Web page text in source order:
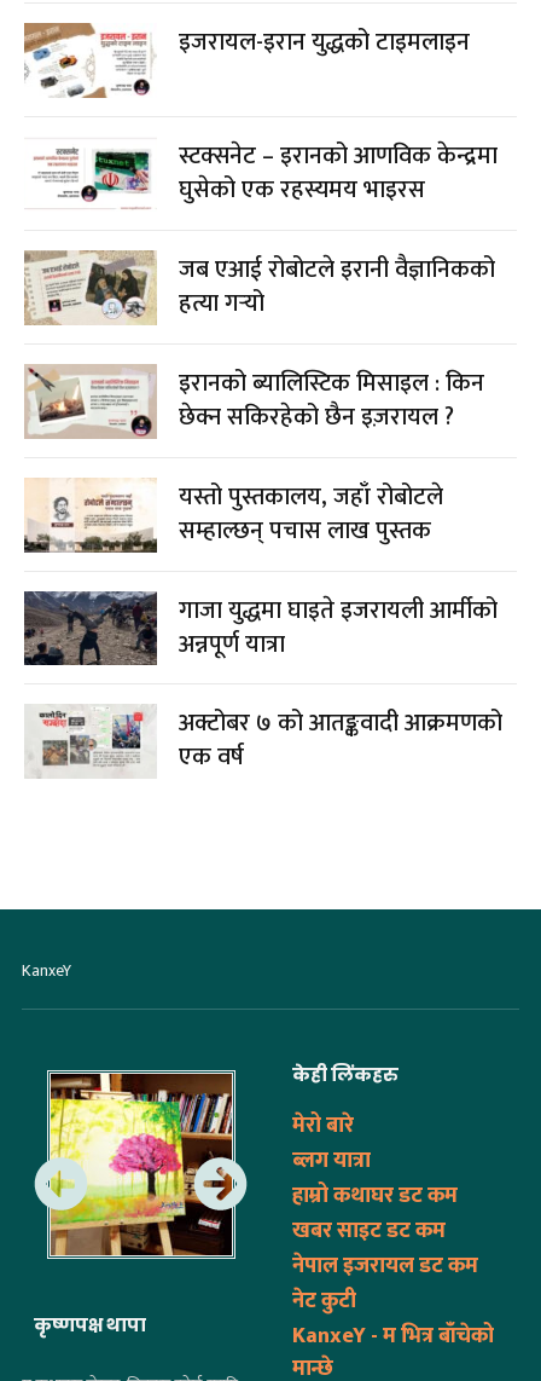
स्टक्सनेट – इरानको आणविक केन्द्रमा
जब एआई रोबोटले इरानी वैज्ञानिकको
हत्या गर्‍यो
इरानको ब्यालिस्टिक मिसाइल : किन
छेक्न सकिरहेको छैन इज़रायल ?
यस्तो पुस्तकालय, जहाँ रोबोटले
सम्हाल्छन् पचास लाख पुस्तक
गाजा युद्धमा घाइते इजरायली आर्मीको
अन्नपूर्ण यात्रा
अक्टोबर ७ को आतङ्कवादी आक्रमणको
एक वर्ष
कृष्णपक्ष थापा
भने होइनन् । कर्मले त म पराइ माटोमा
मेरो बारे
ब्लग यात्रा
हाम्रो कथाघर डट कम
खबर साइट डट कम
नेपाल इजरायल डट कम
नेट कुटी
KanxeY - म भित्र बाँचेको
मान्छे
जेन जी प्रेस
त्यो आत्मा